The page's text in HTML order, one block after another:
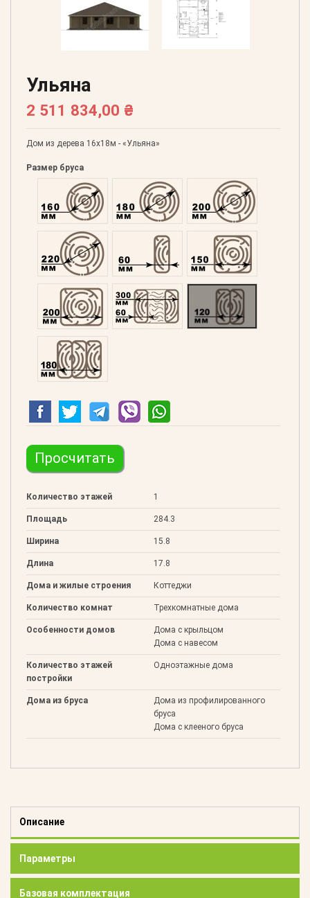
Ульяна
2 511 834,00 ₴
Дом из дерева 16х18м - «Ульяна»
Размер бруса
Оцилиндрованний 160Оцилиндрованний 180Оцилиндрованний
Оцилиндрованний 220Профилированний 60Профилированний
Профилированний 200Двойной 300 Клееный 120
Клееный 180
Просчитать
Количество этажей 1
Площадь 284.3
Ширина 15.8
Длина 17.8
Дома и жилые строения Коттеджи
Количество комнат Трехкомнатные дома
Особенности домов
Дома с крыльцом
Дома с навесом
Количество этажей
постройки
Одноэтажные дома
Дома из бруса
Дома из профилированного
бруса
Дома с клееного бруса
Описание
Параметры
Базовая комплектация